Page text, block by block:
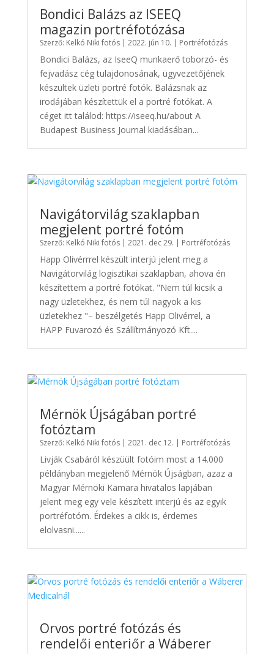
Bondici Balázs az ISEEQ
magazin portréfotózása
Szerző: Kelkó Niki fotós| 2022. jún 10. | Portréfotózás
Bondici Balázs, az IseeQ munkaerő toborzó- és
fejvadász cég tulajdonosának, ügyvezetőjének
készültek üzleti portré fotók. Balázsnak az
irodájában készítettük el a portré fotókat. A
céget itt találod: https://iseeq.hu/about A
Budapest Business Journal kiadásában...
Navigátorvilág szaklapban
megjelent portré fotóm
Szerző: Kelkó Niki fotós| 2021. dec 29. | Portréfotózás
Happ Olivérrrel készült interjú jelent meg a
Navigátorvilág logisztikai szaklapban, ahova én
készítettem a portré fotókat. "Nem túl kicsik a
nagy üzletekhez, és nem túl nagyok a kis
üzletekhez "– beszélgetés Happ Olivérrel, a
HAPP Fuvarozó és Szállítmányozó Kft....
Mérnök Újságában portré
fotóztam
Szerző: Kelkó Niki fotós| 2021. dec 12. | Portréfotózás
Livják Csabáról készüült fotóim most a 14.000
példányban megjelenő Mérnök Újságban, azaz a
Magyar Mérnöki Kamara hivatalos lapjában
jelent meg egy vele készített interjú és az egyik
portréfotóm. Érdekes a cikk is, érdemes
elolvasni......
Orvos portré fotózás és
rendelői enteriőr a Wáberer